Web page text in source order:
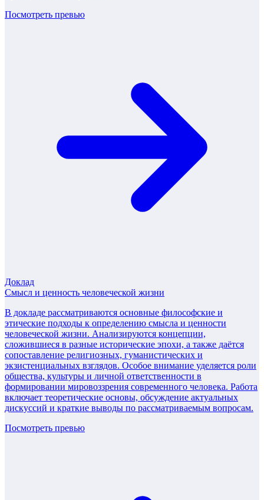
Посмотреть превью
Доклад
Смысл и ценность человеческой жизни
В докладе рассматриваются основные философские и
этические подходы к определению смысла и ценности
человеческой жизни. Анализируются концепции,
сложившиеся в разные исторические эпохи, а также даётся
сопоставление религиозных, гуманистических и
экзистенциальных взглядов. Особое внимание уделяется роли
общества, культуры и личной ответственности в
формировании мировоззрения современного человека. Работа
включает теоретические основы, обсуждение актуальных
дискуссий и краткие выводы по рассматриваемым вопросам.
Посмотреть превью